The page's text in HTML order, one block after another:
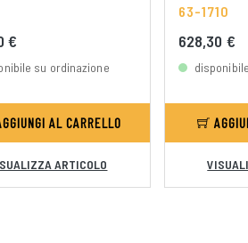
€
su ordinazione
AL CARRELLO
ARTICOLO
63-1710
628,30 €